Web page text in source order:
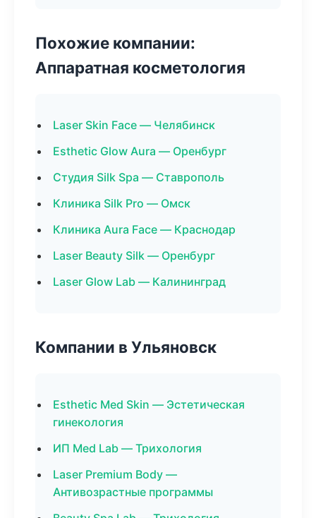
Похожие компании:
Аппаратная косметология
Laser Skin Face — Челябинск
Esthetic Glow Aura — Оренбург
Студия Silk Spa — Ставрополь
Клиника Silk Pro — Омск
Клиника Aura Face — Краснодар
Laser Beauty Silk — Оренбург
Laser Glow Lab — Калининград
Компании в Ульяновск
Esthetic Med Skin — Эстетическая
гинекология
ИП Med Lab — Трихология
Laser Premium Body —
Антивозрастные программы